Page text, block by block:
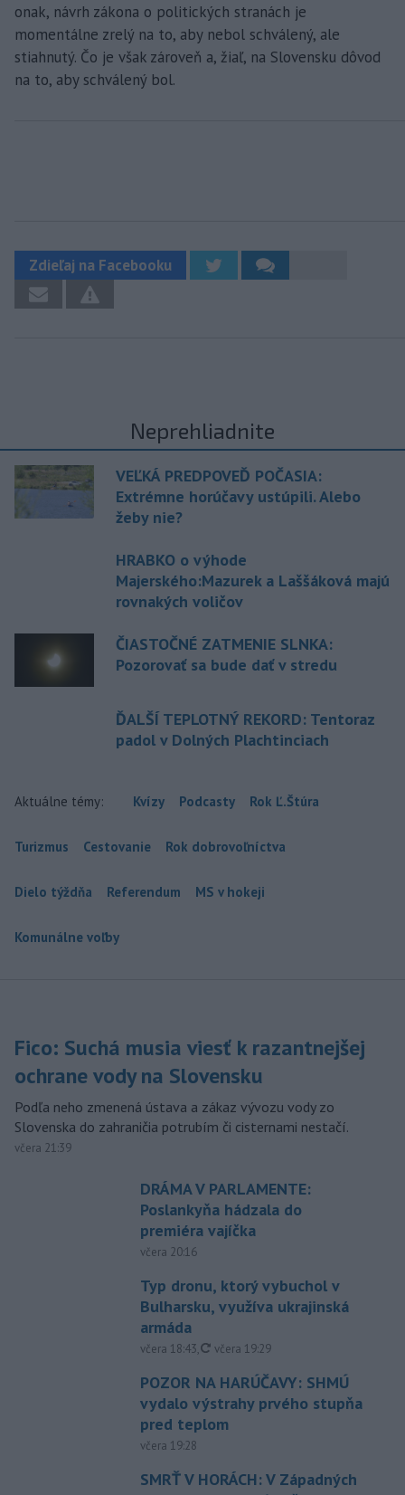
onak, návrh zákona o politických stranách je
momentálne zrelý na to, aby nebol schválený, ale
stiahnutý. Čo je však zároveň a, žiaľ, na Slovensku dôvod
na to, aby schválený bol.
Zdieľaj na Facebooku
Neprehliadnite
VEĽKÁ PREDPOVEĎ POČASIA:
Extrémne horúčavy ustúpili. Alebo
žeby nie?
HRABKO o výhode
Majerského:Mazurek a Laššáková majú
rovnakých voličov
ČIASTOČNÉ ZATMENIE SLNKA:
Pozorovať sa bude dať v stredu
ĎALŠÍ TEPLOTNÝ REKORD: Tentoraz
padol v Dolných Plachtinciach
Aktuálne témy: Kvízy Podcasty Rok Ľ.Štúra
Turizmus Cestovanie Rok dobrovoľníctva
Dielo týždňa Referendum MS v hokeji
Komunálne voľby
Fico: Suchá musia viesť k razantnejšej
ochrane vody na Slovensku
Podľa neho zmenená ústava a zákaz vývozu vody zo
Slovenska do zahraničia potrubím či cisternami nestačí.
včera 21:39
DRÁMA V PARLAMENTE:
Poslankyňa hádzala do
premiéra vajíčka
včera 20:16
Typ dronu, ktorý vybuchol v
Bulharsku, využíva ukrajinská
armáda
včera 18:43, aktualizované
včera 19:29
POZOR NA HARÚČAVY: SHMÚ
vydalo výstrahy prvého stupňa
pred teplom
včera 19:28
SMRŤ V HORÁCH: V Západných